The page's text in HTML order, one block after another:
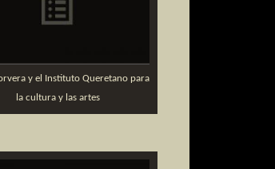
y el Instituto Queretano para
la cultura y las artes